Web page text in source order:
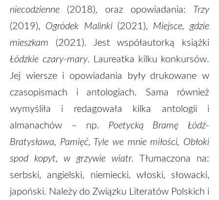
niecodzienne (2018), oraz opowiadania: Trzy
(2019), Ogródek Malinki(2021), Miejsce, gdzie
mieszkam (2021). Jest współautorką książki
Łódzkie czary-mary. Laureatka kilku konkursów.
Jej wiersze i opowiadania były drukowane w
czasopismach i antologiach. Sama również
wymyśliła i redagowała kilka antologii i
almanachów – np. Poetycką Bramę Łódź-
Bratysława, Pamięć, Tyle we mnie miłości, Obłoki
spod kopyt, w grzywie wiatr. Tłumaczona na:
serbski, angielski, niemiecki, włoski, słowacki,
japoński. Należy do Związku Literatów Polskich i